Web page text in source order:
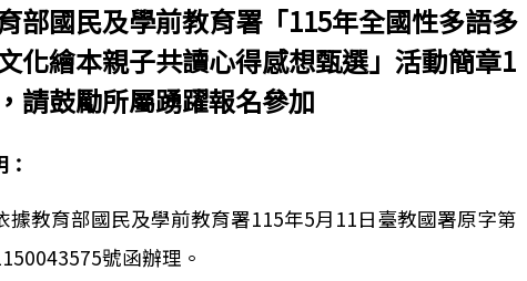
部國民及學前教育署「115年全國性多語多
化繪本親子共讀心得感想甄選」活動簡章1
請鼓勵所屬踴躍報名參加
據教育部國民及學前教育署115年5月11日臺教國署原字第
號函辦理。